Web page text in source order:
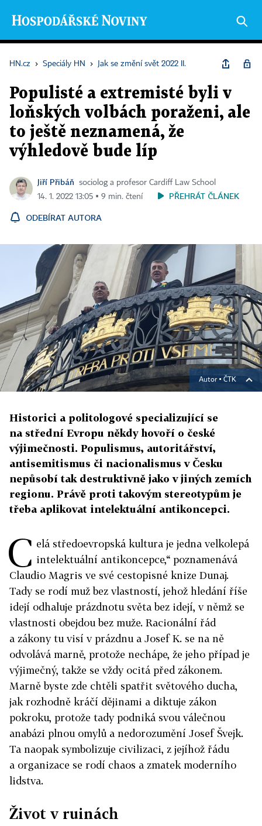
HN.cz › Speciály HN › Jak se změní svět 2022 II.
Populisté a extremisté byli v
loňských volbách poraženi, ale
to ještě neznamená, že
výhledově bude líp
Jiří Přibáň
sociolog a profesor Cardiff Law School
14. 1. 2022 13:05 ▪ 9 min. čtení
PŘEHRÁT ČLÁNEK
ODEBÍRAT AUTORA
Autor ▪ ČTK
Historici a politologové specializující se
na střední Evropu někdy hovoří o české
výjimečnosti. Populismus, autoritářství,
antisemitismus či nacionalismus v Česku
nepůsobí tak destruktivně jako v jiných zemích
regionu. Právě proti takovým stereotypům je
třeba aplikovat intelektuální antikoncepci.
C elá středoevropská kultura je jedna velkolepá
intelektuální antikoncepce,“ poznamenává
Claudio Magris ve své cestopisné knize Dunaj.
Tady se rodí muž bez vlastností, jehož hledání říše
idejí odhaluje prázdnotu světa bez idejí, v němž se
vlastnosti obejdou bez muže. Racionální řád
a zákony tu visí v prázdnu a Josef K. se na ně
odvolává marně, protože nechápe, že jeho případ je
výjimečný, takže se vždy ocitá před zákonem.
Marně byste zde chtěli spatřit světového ducha,
jak rozhodně kráčí dějinami a diktuje zákon
pokroku, protože tady podniká svou válečnou
anabázi plnou omylů a nedorozumění Josef Švejk.
Ta naopak symbolizuje civilizaci, z jejíhož řádu
a organizace se rodí chaos a zmatek moderního
lidstva.
Život v ruinách